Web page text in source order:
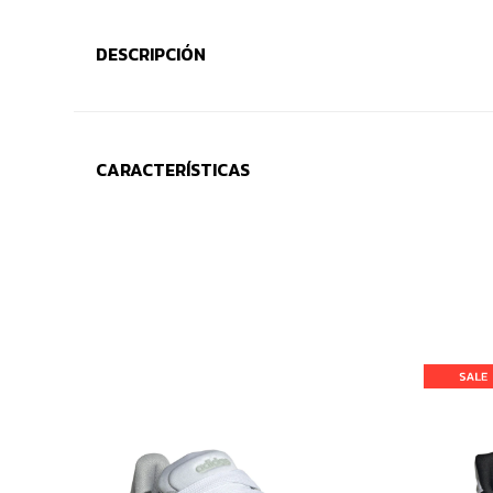
DESCRIPCIÓN
CARACTERÍSTICAS